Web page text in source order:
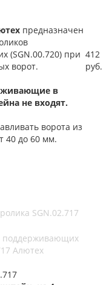
предназначен
(SGN.00.720) при
ворот.
в
не входят.
ворота из
40 до 60 мм.
412
руб.
SGN.02.717
поддерживающих
Алютех